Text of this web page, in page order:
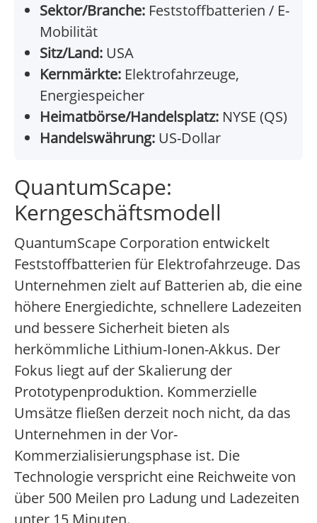
Sektor/Branche: Feststoffbatterien / E-
Mobilität
Sitz/Land: USA
Kernmärkte: Elektrofahrzeuge,
Energiespeicher
Heimatbörse/Handelsplatz: NYSE (QS)
Handelswährung: US-Dollar
QuantumScape:
Kerngeschäftsmodell
QuantumScape Corporation entwickelt
Feststoffbatterien für Elektrofahrzeuge. Das
Unternehmen zielt auf Batterien ab, die eine
höhere Energiedichte, schnellere Ladezeiten
und bessere Sicherheit bieten als
herkömmliche Lithium-Ionen-Akkus. Der
Fokus liegt auf der Skalierung der
Prototypenproduktion. Kommerzielle
Umsätze fließen derzeit noch nicht, da das
Unternehmen in der Vor-
Kommerzialisierungsphase ist. Die
Technologie verspricht eine Reichweite von
über 500 Meilen pro Ladung und Ladezeiten